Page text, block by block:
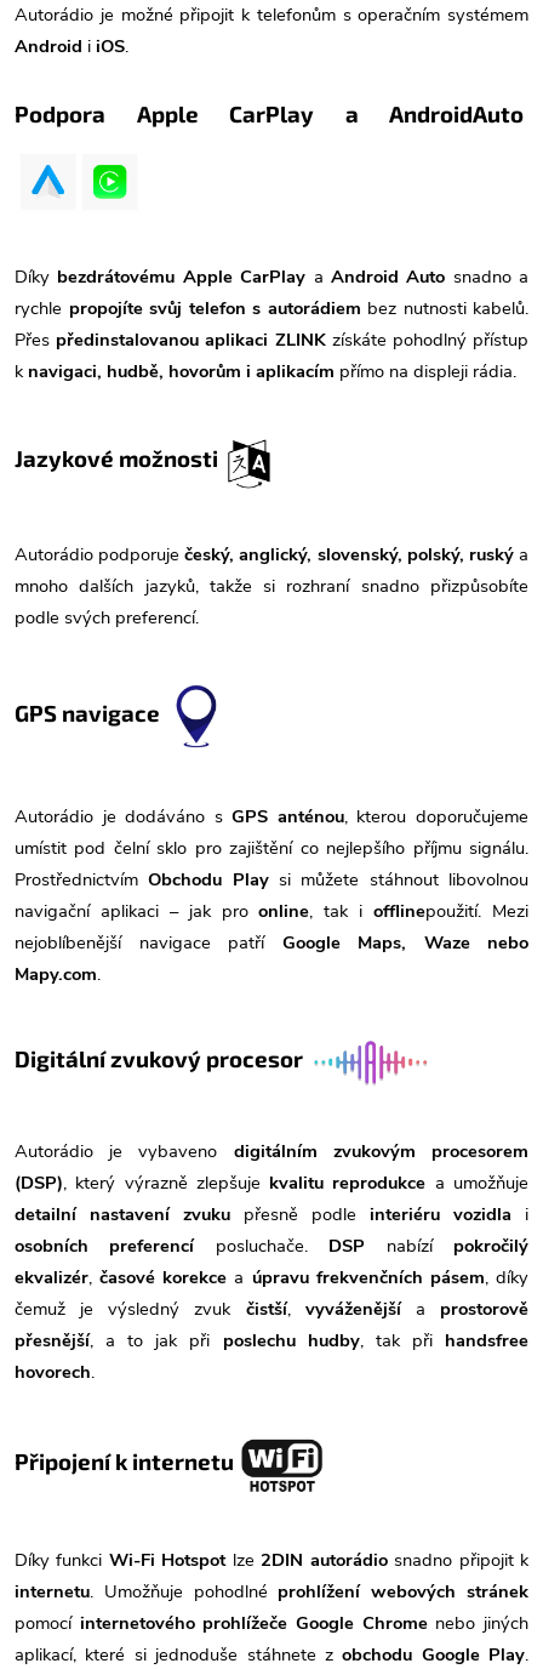
Autorádio je možné připojit k telefonům s operačním systémem
Android i iOS.
Podpora Apple CarPlay a AndroidAuto
Díky bezdrátovému Apple CarPlay a Android Auto snadno a
rychle propojíte svůj telefon s autorádiem bez nutnosti kabelů.
Přes předinstalovanou aplikaci ZLINKzískáte pohodlný přístup
k navigaci, hudbě, hovorům i aplikacím přímo na displeji rádia.
Jazykové možnosti
Autorádio podporuje český, anglický, slovenský, polský, ruský a
mnoho dalších jazyků, takže si rozhraní snadno přizpůsobíte
podle svých preferencí.
GPS navigace
Autorádio je dodáváno s GPS anténou, kterou doporučujeme
umístit pod čelní sklo pro zajištění co nejlepšího příjmu signálu.
Prostřednictvím Obchodu Play si můžete stáhnout libovolnou
navigační aplikaci – jak pro online, tak i offlinepoužití. Mezi
nejoblíbenější navigace patří
Google Maps, Waze nebo
Mapy.com.
Digitální zvukový procesor
Autorádio je vybaveno digitálním zvukovým procesorem
(DSP), který výrazně zlepšuje kvalitu reprodukce a umožňuje
detailní nastavení zvuku přesně podle interiéru vozidla i
osobních preferencíposluchače. DSP nabízí pokročilý
ekvalizér,časové korekce a úpravu frekvenčních pásem, díky
čemuž je výsledný zvuk čistší, vyváženějšía prostorově
přesnější, a to jak při poslechu hudby, tak při handsfree
hovorech.
Připojení k internetu
Díky funkci Wi-Fi Hotspotlze 2DIN autorádiosnadno připojit k
internetu. Umožňuje pohodlné prohlížení webových stránek
pomocí internetového prohlížeče Google Chromenebo jiných
aplikací, které si jednoduše stáhnete zobchodu Google Play.